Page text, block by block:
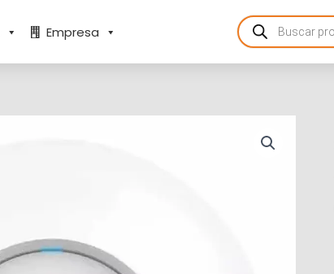
Empresa
Products
search